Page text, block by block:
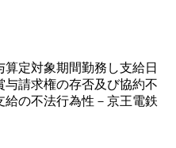
定対象期間勤務し支給日
請求権の存否及び協約不
の不法行為性－京王電鉄